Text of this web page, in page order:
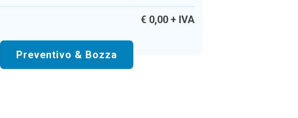
€ 0,00 + IVA
Preventivo & Bozza